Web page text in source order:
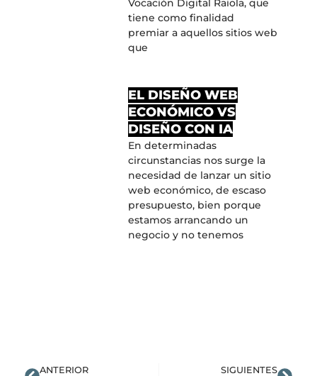
Vocación Digital Raiola, que
tiene como finalidad
premiar a aquellos sitios web
que
EL DISEÑO WEB
ECONÓMICO VS
DISEÑO CON IA
En determinadas
circunstancias nos surge la
necesidad de lanzar un sitio
web económico, de escaso
presupuesto, bien porque
estamos arrancando un
negocio y no tenemos
ANTERIOR SIGUIENTES